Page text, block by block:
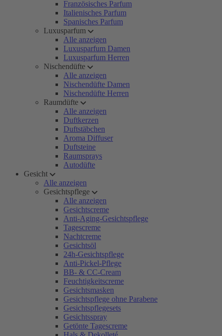
Französisches Parfum
Italienisches Parfum
Spanisches Parfum
Luxusparfum
Alle anzeigen
Luxusparfum Damen
Luxusparfum Herren
Nischendüfte
Alle anzeigen
Nischendüfte Damen
Nischendüfte Herren
Raumdüfte
Alle anzeigen
Duftkerzen
Duftstäbchen
Aroma Diffuser
Duftsteine
Raumsprays
Autodüfte
Gesicht
Alle anzeigen
Gesichtspflege
Alle anzeigen
Gesichtscreme
Anti-Aging-Gesichtspflege
Tagescreme
Nachtcreme
Gesichtsöl
24h-Gesichtspflege
Anti-Pickel-Pflege
BB- & CC-Cream
Feuchtigkeitscreme
Gesichtsmasken
Gesichtspflege ohne Parabene
Gesichtspflegesets
Gesichtsspray
Getönte Tagescreme